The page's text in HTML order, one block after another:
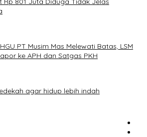
PT Musim Mas Melewati Batas, LSM
ke APH dan Satgas PKH
agar hidup lebih indah